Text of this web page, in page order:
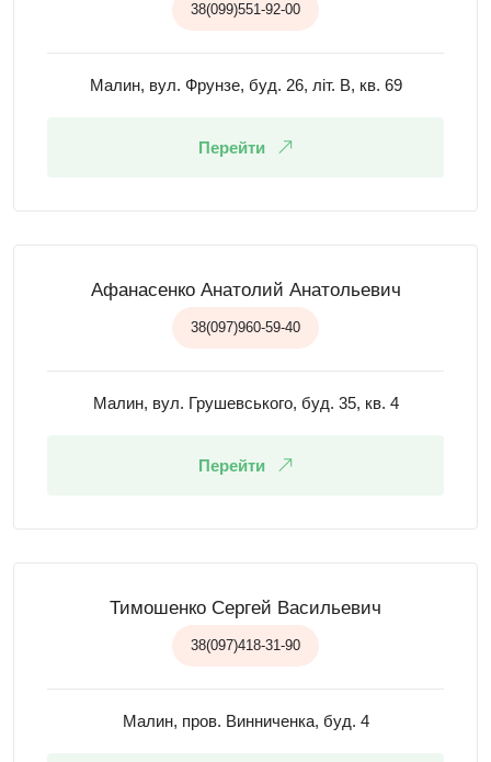
38(099)551-92-00
Малин, вул. Фрунзе, буд. 26, літ. В, кв. 69
Перейти
Афанасенко Анатолий Анатольевич
38(097)960-59-40
Малин, вул. Грушевського, буд. 35, кв. 4
Перейти
Тимошенко Сергей Васильевич
38(097)418-31-90
Малин, пров. Винниченка, буд. 4